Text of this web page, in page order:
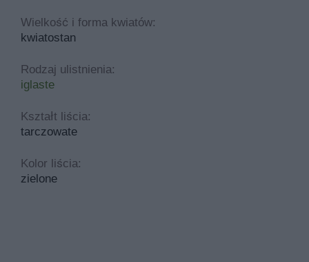
Wielkość i forma kwiatów:
kwiatostan
Rodzaj ulistnienia:
iglaste
Kształt liścia:
tarczowate
Kolor liścia:
zielone